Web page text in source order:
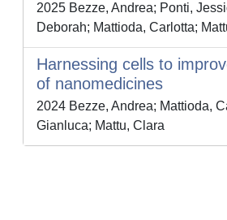
2025 Bezze, Andrea; Ponti,
Deborah; Mattioda, Carlotta;
Harnessing cells to
of nanomedicines
2024 Bezze, Andrea; Mattioda,
Gianluca; Mattu, Clara